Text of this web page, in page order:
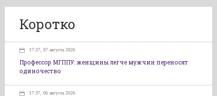
Коротко
17:37, 07 августа 2026
Профессор МГППУ: женщины легче мужчин переносят
одиночество
17:37, 06 августа 2026